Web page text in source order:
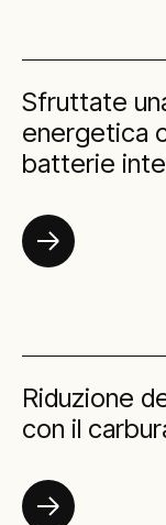
Sfruttate
energetica
batterie
Riduzione
con il